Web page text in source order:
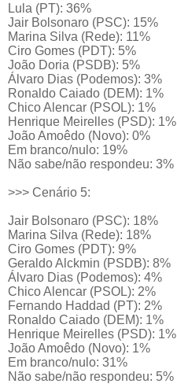
Lula (PT): 36%
Jair Bolsonaro (PSC): 15%
Marina Silva (Rede): 11%
Ciro Gomes (PDT): 5%
João Doria (PSDB): 5%
Álvaro Dias (Podemos): 3%
Ronaldo Caiado (DEM): 1%
Chico Alencar (PSOL): 1%
Henrique Meirelles (PSD): 1%
João Amoêdo (Novo): 0%
Em branco/nulo: 19%
Não sabe/não respondeu: 3%
>>> Cenário 5:
Jair Bolsonaro (PSC): 18%
Marina Silva (Rede): 18%
Ciro Gomes (PDT): 9%
Geraldo Alckmin (PSDB): 8%
Álvaro Dias (Podemos): 4%
Chico Alencar (PSOL): 2%
Fernando Haddad (PT): 2%
Ronaldo Caiado (DEM): 1%
Henrique Meirelles (PSD): 1%
João Amoêdo (Novo): 1%
Em branco/nulo: 31%
Não sabe/não respondeu: 5%